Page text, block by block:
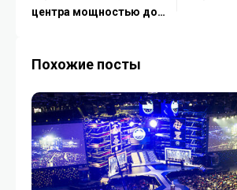
центра мощностью до
Похожие посты